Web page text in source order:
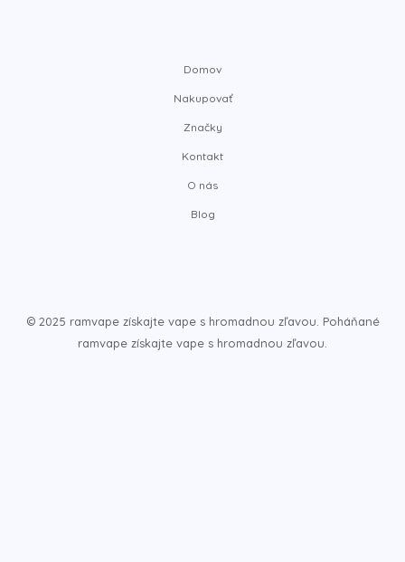
Domov
Nakupovať
Značky
Kontakt
O nás
Blog
© 2025 ramvape získajte vape s hromadnou zľavou. Poháňané
ramvape získajte vape s hromadnou zľavou.